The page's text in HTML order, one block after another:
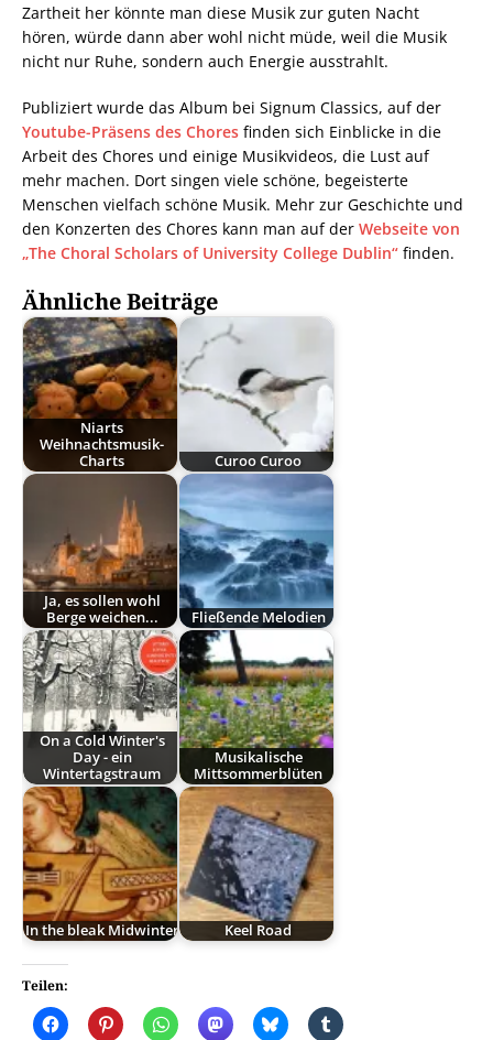
Zartheit her könnte man diese Musik zur guten Nacht
hören, würde dann aber wohl nicht müde, weil die Musik
nicht nur Ruhe, sondern auch Energie ausstrahlt.
Publiziert wurde das Album bei Signum Classics, auf der
Youtube-Präsens des Chores finden sich Einblicke in die
Arbeit des Chores und einige Musikvideos, die Lust auf
mehr machen. Dort singen viele schöne, begeisterte
Menschen vielfach schöne Musik. Mehr zur Geschichte und
den Konzerten des Chores kann man auf der Webseite von
„The Choral Scholars of University College Dublin“ finden.
Ähnliche Beiträge
Niarts
Weihnachtsmusik-
Charts
Curoo Curoo
Ja, es sollen wohl
Berge weichen...
Fließende Melodien
On a Cold Winter's
Day - ein
Wintertagstraum
Musikalische
Mittsommerblüten
In the bleak Midwinter Keel Road
Teilen: